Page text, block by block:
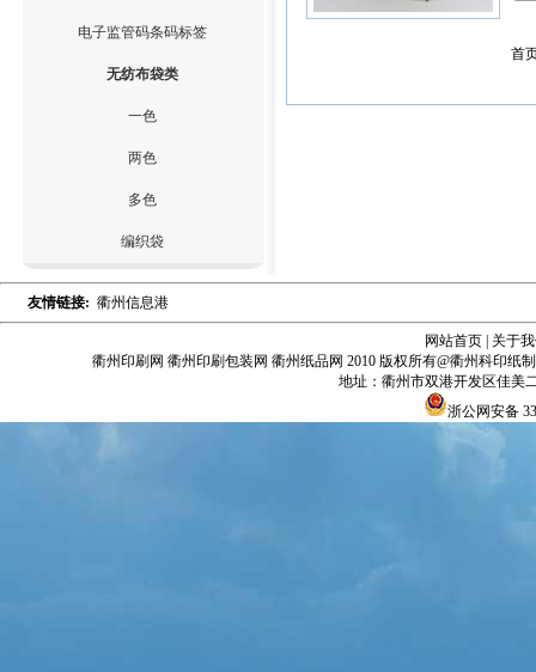
电子监管码条码标签
无纺布袋类
一色
两色
多色
编织袋
首
友情链接: 衢州信息港
网站首页|
关于
衢州印刷网 衢州印刷包装网 衢州纸品网 2010 版权所有@衢州科印纸
地址：衢州市双港开发区佳美
浙公网安备